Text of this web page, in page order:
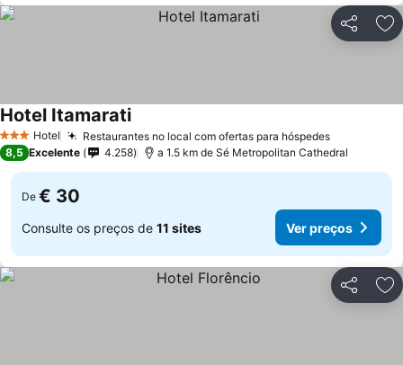
Partilhar
3 EstrelasHotel Restaurantes no local com ofertas para hóspedes
Hotel Itamarati
8,5 Excelente 4.258 a 1.5 km de Sé Metropolitan Cathedral
De € 30
Consulte os preços de 11 sites Ver preços
Partilhar